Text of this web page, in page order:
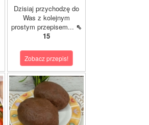
Dzisiaj przychodzę do
Was z kolejnym
prostym przepisem... ⇖
15
Zobacz przepis!